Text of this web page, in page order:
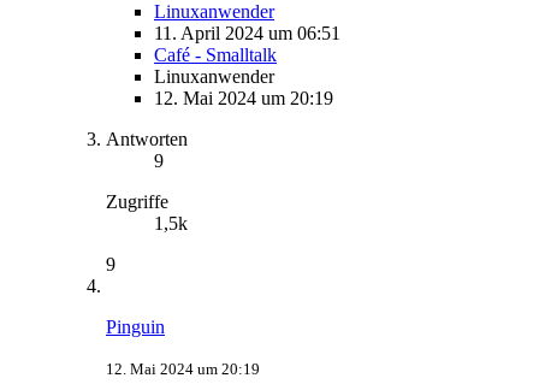
Linuxanwender
11. April 2024 um 06:51
Café - Smalltalk
Linuxanwender
12. Mai 2024 um 20:19
Antworten
9
Zugriffe
1,5k
9
Pinguin
12. Mai 2024 um 20:19